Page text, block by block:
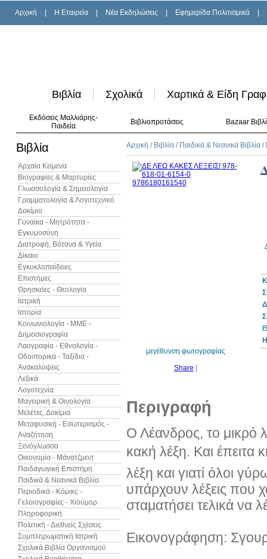
Αρχική H Εταιρεία Νέα Εκδηλώσεις Εφημερίδα Πολιτισμικά
Βιβλία Σχολικά Χαρτικά & Είδη
Εκδόσεις Μαλλιάρης-
Παιδεία
Βιβλιοπροτάσεις Bazaar
Βιβλία
Αρχαία Κείμενα
Βιογραφίες & Μαρτυρίες
Γλωσσολογία & Σημειολογία
Γραμματολογία & Λογοτεχνικό
Δοκίμιο
Γυναίκα - Μητρότητα -
Εγκυμοσύνη
Διατροφή, Βότανα & Υγεία
Δίκαιο
Εγκυκλοπαίδειες
Επιστήμες
Θρησκείες - Θεολογία
Ιατρική
Ιστορία
Κοινωνιολογία - ΜΜΕ -
Δημοσιογραφία
Λαογραφία - Εθνολογία -
Οδοιπορικά - Ταξίδια -
Ανακαλύψεις
Λεξικά
Λογοτεχνία
Μαγειρική & Οινολογία
Μελέτες, Δοκίμια
Μεταφυσική - Εσωτερισμός -
Αναζήτηση
Ξενόγλωσσα
Οικονομία - Μάνατζμεντ
Παιδαγωγική Επιστήμη
Παιδικά & Νεανικά Βιβλία
Περιοδικά - Κόμικς -
Γελοιογραφίες - Χιούμορ
Πληροφορική
Πολιτική - Διεθνείς Σχέσεις
Συμπληρωματική Ιατρική
Σχολικά Βιβλία Οργανισμού
Αρχική / Βιβλία / Παιδικά & Νεανικά Βιβλία /
μεγέθυνση φωτογραφίας
Share
Περιγραφή
Ο Λέανδρος, το μικρό
κακή λέξη. Και έπειτα
λέξη και γιατί όλοι
υπάρχουν λέξεις που
σταματήσει τελικά να
Εικονογράφηση: